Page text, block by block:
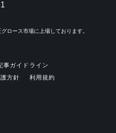
ロース市場に上場しております。
事ガイドライン
方針
利用規約